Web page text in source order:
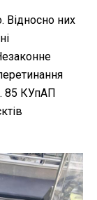
Відносно них
85 КУпАП